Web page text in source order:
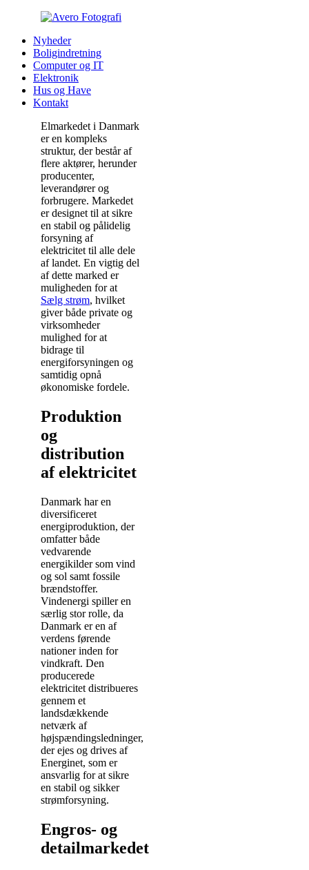
Nyheder
Boligindretning
Computer og IT
Elektronik
Hus og Have
Kontakt
Elmarkedet i Danmark
er en kompleks
struktur, der består af
flere aktører, herunder
producenter,
leverandører og
forbrugere. Markedet
er designet til at sikre
en stabil og pålidelig
forsyning af
elektricitet til alle dele
af landet. En vigtig del
af dette marked er
muligheden for at
Sælg strøm, hvilket
giver både private og
virksomheder
mulighed for at
bidrage til
energiforsyningen og
samtidig opnå
økonomiske fordele.
Produktion
og
distribution
af elektricitet
Danmark har en
diversificeret
energiproduktion, der
omfatter både
vedvarende
energikilder som vind
og sol samt fossile
brændstoffer.
Vindenergi spiller en
særlig stor rolle, da
Danmark er en af
verdens førende
nationer inden for
vindkraft. Den
producerede
elektricitet distribueres
gennem et
landsdækkende
netværk af
højspændingsledninger,
der ejes og drives af
Energinet, som er
ansvarlig for at sikre
en stabil og sikker
strømforsyning.
Engros- og
detailmarkedet